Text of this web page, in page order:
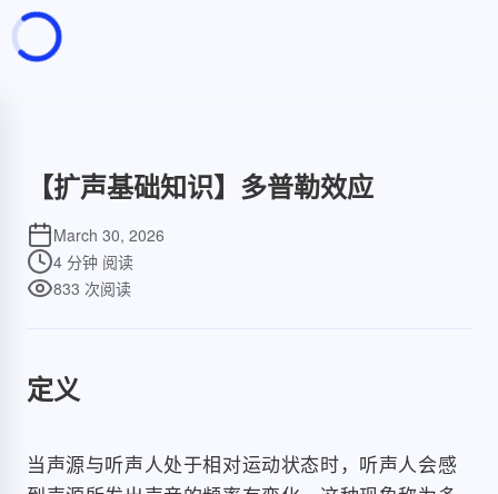
页面加载中
【扩声基础知识】多普勒效应
March 30, 2026
4 分钟 阅读
833 次阅读
定义
当声源与听声人处于相对运动状态时，听声人会感
复制地址
深色模式